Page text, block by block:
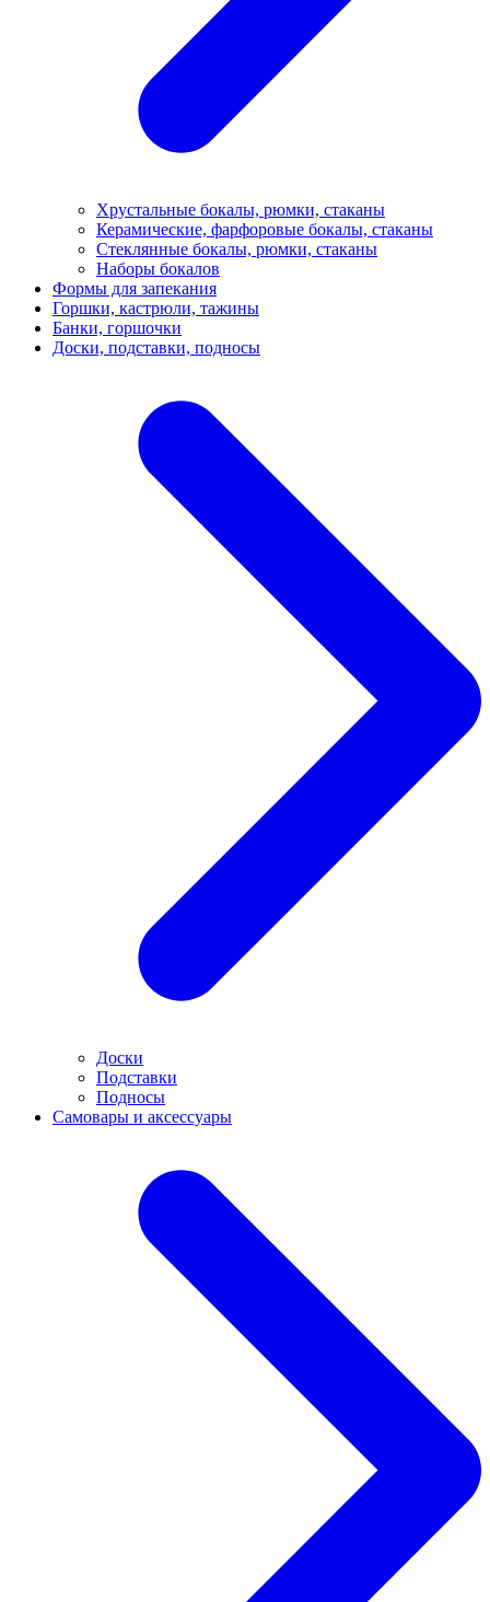
Хрустальные бокалы, рюмки, стаканы
Керамические, фарфоровые бокалы, стаканы
Стеклянные бокалы, рюмки, стаканы
Наборы бокалов
Формы для запекания
Горшки, кастрюли, тажины
Банки, горшочки
Доски, подставки, подносы
Доски
Подставки
Подносы
Самовары и аксессуары